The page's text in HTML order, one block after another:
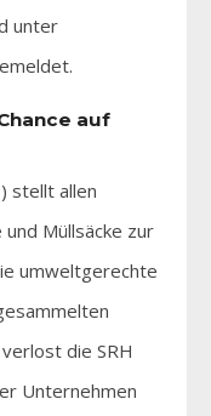
unter
auf
stellt allen
Müllsäcke zur
umweltgerechte
die SRH
Unternehmen